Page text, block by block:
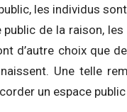
les individus
de la raison, les
d’autre choix que
Une telle
un espace